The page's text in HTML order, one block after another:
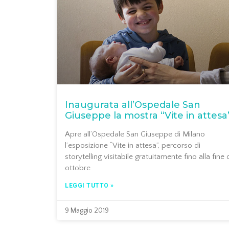
Inaugurata all’Ospedale San
Giuseppe la mostra “Vite in
Apre all’Ospedale San Giuseppe di Milano
l’esposizione “Vite in attesa”, percorso di
storytelling visitabile gratuitamente fino alla fine
ottobre
LEGGI TUTTO »
9 Maggio 2019